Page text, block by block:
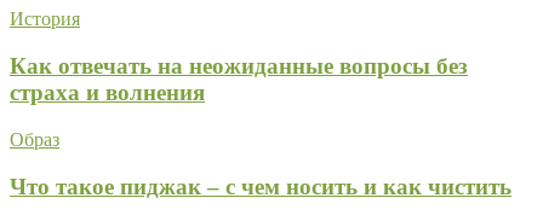
История
Как отвечать на неожиданные вопросы без
страха и волнения
Образ
Что такое пиджак – с чем носить и как чистить